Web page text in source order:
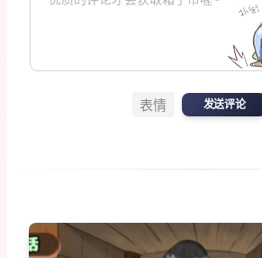
表情 发送评论